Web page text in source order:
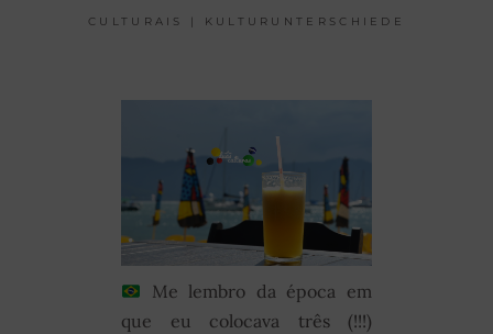
CULTURAIS | KULTURUNTERSCHIEDE
Me lembro da época em
que eu colocava três (!!!)